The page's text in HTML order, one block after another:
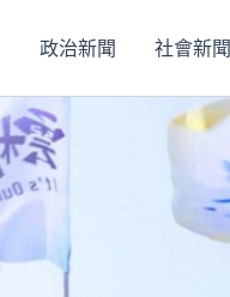
政治新聞 社會新聞